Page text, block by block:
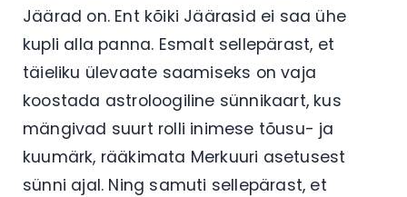
Jäärad on. Ent kõiki Jäärasid ei saa ühe
kupli alla panna. Esmalt sellepärast, et
täieliku ülevaate saamiseks on vaja
koostada astroloogiline sünnikaart, kus
mängivad suurt rolli inimese tõusu- ja
kuumärk, rääkimata Merkuuri asetusest
sünni ajal. Ning samuti sellepärast, et